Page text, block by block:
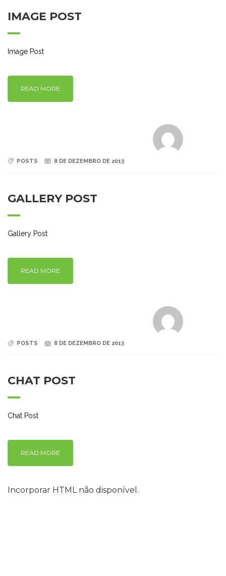
IMAGE POST
Image Post
READ MORE
POSTS 8 DE DEZEMBRO DE 2013
GALLERY POST
Gallery Post
READ MORE
POSTS 8 DE DEZEMBRO DE 2013
CHAT POST
Chat Post
READ MORE
Incorporar HTML não disponível.